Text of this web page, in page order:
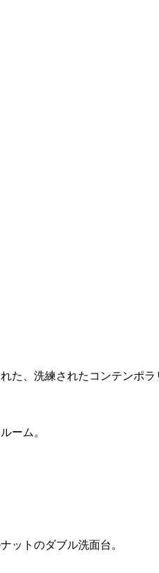
、洗練されたコンテンポ
ーム。
ットのダブル洗面台。